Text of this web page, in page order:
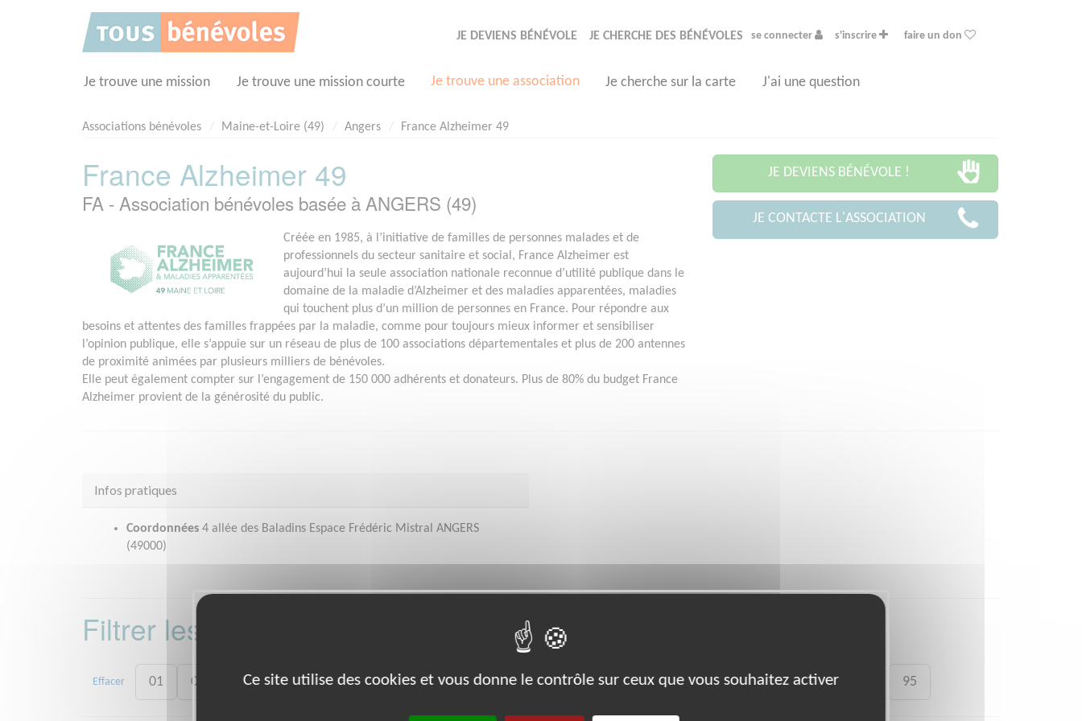
JE DEVIENS BÉNÉVOLE JE CHERCHE DES BÉNÉVOLES se connecter s'inscrire faire un don
Je trouve une mission Je trouve une mission courte Je trouve une association Je cherche sur la carte J'ai une question
Associations bénévoles Maine-et-Loire (49) Angers France Alzheimer 49
France Alzheimer 49
FA - Association bénévoles basée à ANGERS (49)
Créée en 1985, à l’initiative de familles de personnes malades et de
professionnels du secteur sanitaire et social, France Alzheimer est
aujourd’hui la seule association nationale reconnue d’utilité publique dans le
domaine de la maladie d’Alzheimer et des maladies apparentées, maladies
qui touchent plus d’un million de personnes en France. Pour répondre aux
besoins et attentes des familles frappées par la maladie, comme pour toujours mieux informer et sensibiliser
l’opinion publique, elle s’appuie sur un réseau de plus de 100 associations départementales et plus de 200 antennes
de proximité animées par plusieurs milliers de bénévoles.
Elle peut également compter sur l’engagement de 150 000 adhérents et donateurs. Plus de 80% du budget France
Alzheimer provient de la générosité du public.
JE DEVIENS BÉNÉVOLE !
JE CONTACTE L'ASSOCIATION
Infos pratiques
Coordonnées 4 allée des Baladins Espace Frédéric Mistral ANGERS
(49000)
Filtrer les missions bénévoles par département :
Effacer 01 02 05 07 17 24 26 34 35 42 61 62 63 64 69 71 73 95
Ce site utilise des cookies et vous donne le contrôle sur ceux que vous souhaitez activer